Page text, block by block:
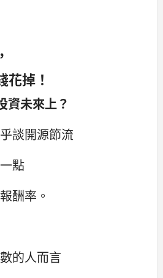
花掉！
資未來上？
談開源節流
點
酬率。
的人而言